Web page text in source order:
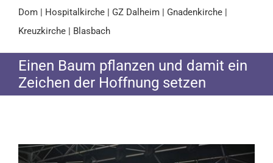
Dom | Hospitalkirche | GZ Dalheim | Gnadenkirche |
Kreuzkirche | Blasbach
Einen Baum pflanzen und damit ein
Zeichen der Hoffnung setzen
Zeige